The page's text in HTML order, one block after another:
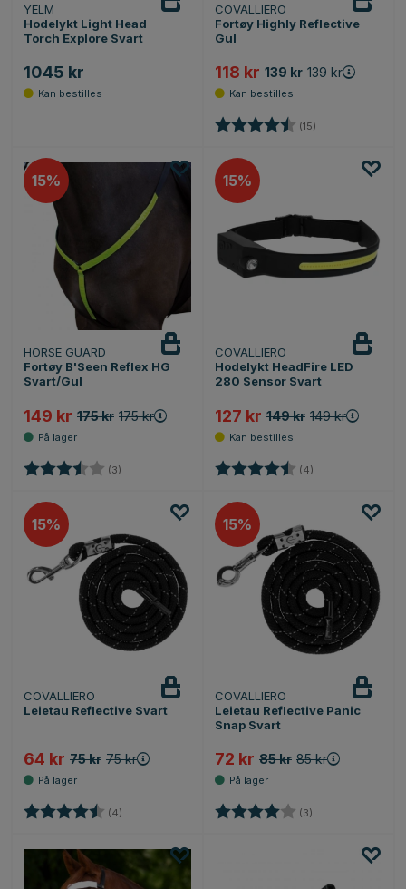
YELM
Hodelykt Light Head
Torch Explore Svart
1045 kr
COVALLIERO
Fortøy Highly Reflective
Gul
118 kr 139 kr 139 kr
Karakter: (15)
15%
HORSE GUARD
Fortøy B'Seen Reflex HG
Svart/Gul
149 kr 175 kr 175 kr
Karakter: (3)
15%
COVALLIERO
Hodelykt HeadFire LED
280 Sensor Svart
127 kr 149 kr 149 kr
Karakter: (4)
15%
COVALLIERO
Leietau Reflective Svart
64 kr 75 kr 75 kr
Karakter: (4)
15%
COVALLIERO
Leietau Reflective Panic
Snap Svart
72 kr 85 kr 85 kr
Karakter: (3)